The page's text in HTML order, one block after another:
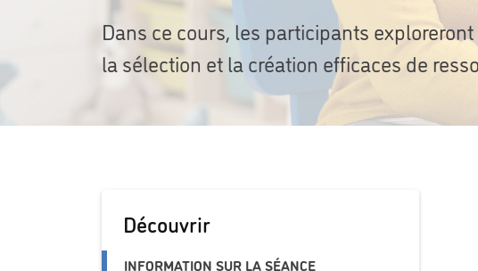
Dans ce cours, les participants
la sélection et la création efficaces de
Découvrir
INFORMATION SUR LA SÉANCE